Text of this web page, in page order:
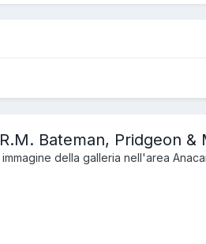
Bateman, Pridgeon &
della galleria nell'area